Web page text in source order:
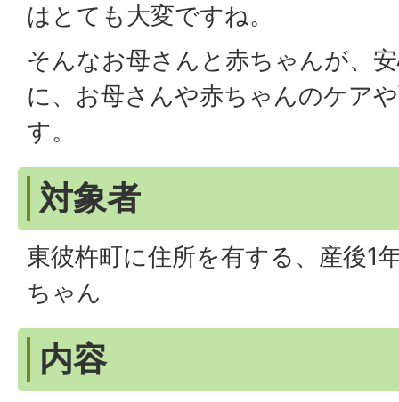
はとても大変ですね。
そんなお母さんと赤ちゃんが、
に、お母さんや赤ちゃんのケア
す。
対象者
東彼杵町に住所を有する、産後1
ちゃん
内容